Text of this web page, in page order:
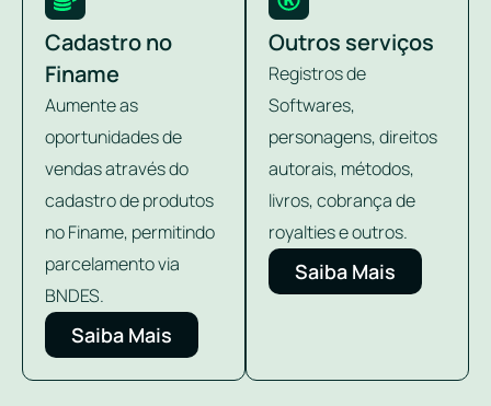
Cadastro no
Finame
Aumente as
oportunidades de
vendas através do
cadastro de produtos
no Finame, permitindo
parcelamento via
BNDES.
Saiba Mais
Outros serviços
Registros de
Softwares,
personagens, direitos
autorais, métodos,
livros, cobrança de
royalties e outros.
Saiba Mais